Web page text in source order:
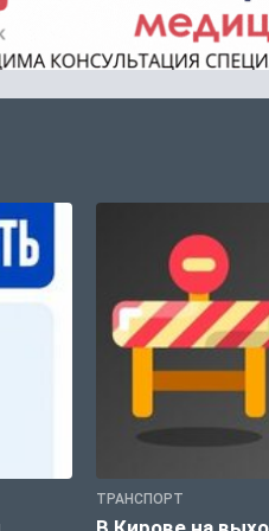
ТРАНСПОРТ